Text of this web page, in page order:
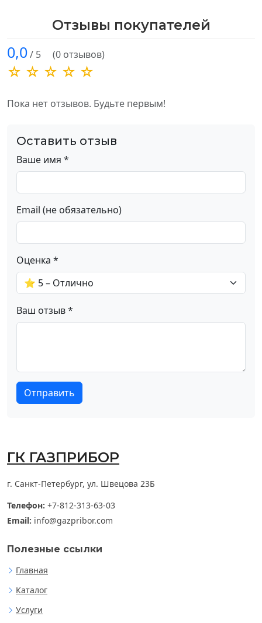
Отзывы покупателей
0,0/ 5 (0 отзывов)
☆ ☆ ☆ ☆ ☆
Пока нет отзывов. Будьте первым!
Оставить отзыв
Ваше имя *
Email (не обязательно)
Оценка *
Ваш отзыв *
Отправить
ГК ГАЗПРИБОР
г. Санкт-Петербург, ул. Швецова 23Б
Телефон: +7-812-313-63-03
Email: info@gazpribor.com
Полезные ссылки
Главная
Каталог
Услуги